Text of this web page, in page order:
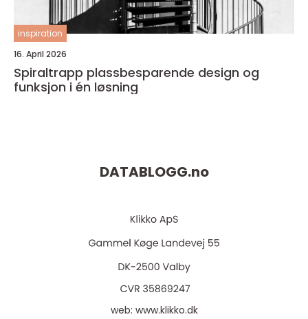
inspiration
16. April 2026
Spiraltrapp plassbesparende design og
funksjon i én løsning
DATABLOGG.no
web: www.klikko.dk